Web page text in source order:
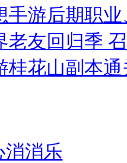
手游后期职
老友回归季
桂花山副本
消消乐